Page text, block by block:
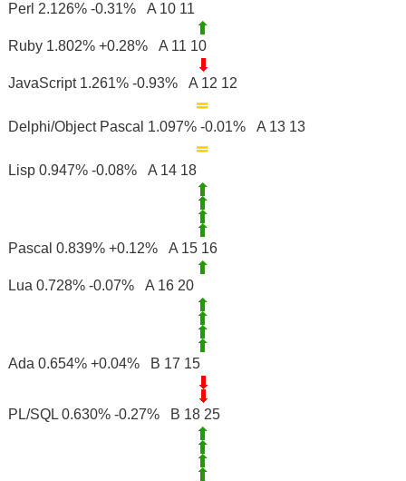
Perl 2.126% -0.31% A 10 11
Ruby 1.802% +0.28% A 11 10
JavaScript 1.261% -0.93% A 12 12
Delphi/Object Pascal 1.097% -0.01% A 13 13
Lisp 0.947% -0.08% A 14 18
Pascal 0.839% +0.12% A 15 16
Lua 0.728% -0.07% A 16 20
Ada 0.654% +0.04% B 17 15
PL/SQL 0.630% -0.27% B 18 25